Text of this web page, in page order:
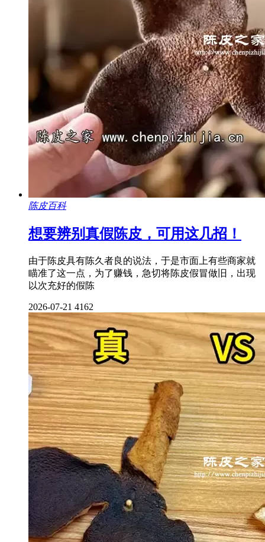
陈皮百科
想要辨别真假陈皮，可用这几招！
由于陈皮具有陈久者良的说法，于是市面上有些商家就
瞄准了这一点，为了赚钱，急切将陈皮假冒做旧，出现
以次充好的假陈
2026-07-21 4162